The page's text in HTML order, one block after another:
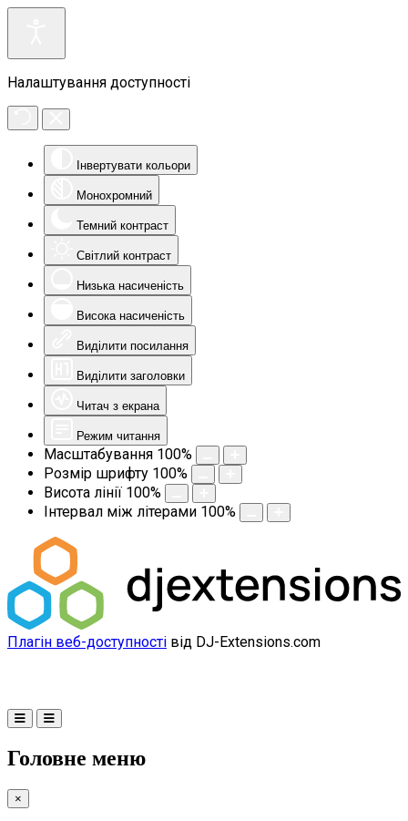
Налаштування доступності
Інвертувати кольори
Монохромний
Темний контраст
Світлий контраст
Низька насиченість
Висока насиченість
Виділити посилання
Виділити заголовки
Читач з екрана
Режим читання
Масштабування 100%
Розмір шрифту 100%
Висота лінії 100%
Інтервал між літерами 100%
Плагін веб-доступності від DJ-Extensions.com
Головне меню
×